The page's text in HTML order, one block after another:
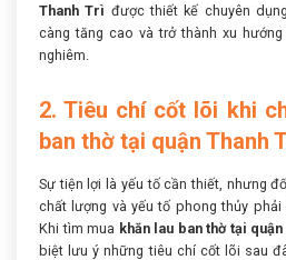
Thanh Trì được thiết kế chuyên
càng tăng cao và trở thành xu
nghiêm.
2. Tiêu chí cốt lõi khi
ban thờ tại quận Thanh
Sự tiện lợi là yếu tố cần thiết, nhưng
chất lượng và yếu tố phong thủy
Khi tìm mua khăn lau ban thờ tại
biệt lưu ý những tiêu chí cốt lõi sau